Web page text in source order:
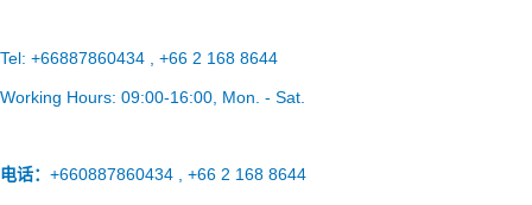
Tel: +66887860434 , +66 2 168 8644
Working Hours: 09:00-16:00 , Mon. - Sat.
电话： +660887860434 , +66 2 168 8644